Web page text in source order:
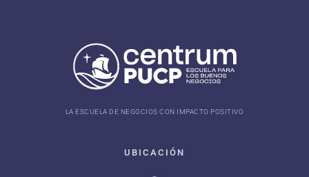
LA ESCUELA DE NEGOCIOS CON IMPACTO POSITIVO
UBICACIÓN